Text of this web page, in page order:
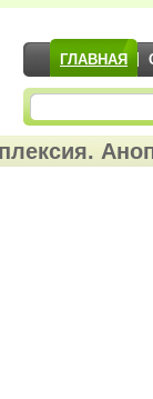
ГЛАВНАЯ